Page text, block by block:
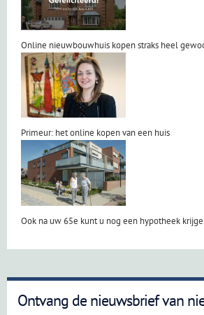
Online nieuwbouwhuis kopen straks heel
Primeur: het online kopen van een huis
Ook na uw 65e kunt u nog een hypotheek
Ontvang de nieuwsbrief van